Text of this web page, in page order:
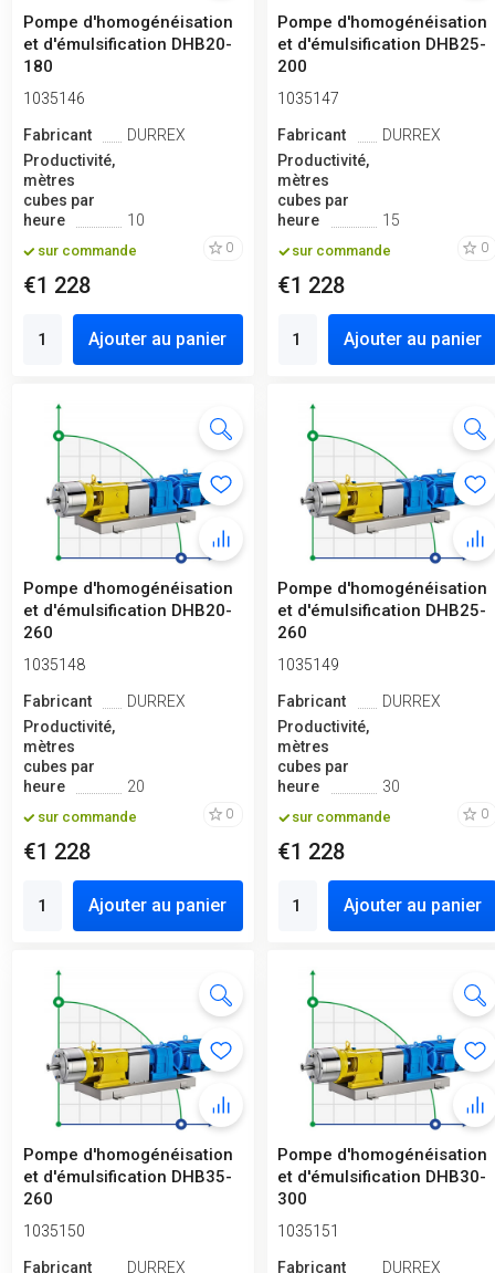
Pompe d'homogénéisation
et d'émulsification DHB20-
180
1035146
Fabricant
DURREX
Productivité,
mètres
cubes par
heure
10
sur commande 0
€1 228
Ajouter au panier
Pompe d'homogénéisation
et d'émulsification DHB25-
200
1035147
Fabricant
DURREX
Productivité,
mètres
cubes par
heure
15
sur commande 0
€1 228
Ajouter au panier
Pompe d'homogénéisation
et d'émulsification DHB20-
260
1035148
Fabricant
DURREX
Productivité,
mètres
cubes par
heure
20
sur commande 0
€1 228
Ajouter au panier
Pompe d'homogénéisation
et d'émulsification DHB25-
260
1035149
Fabricant
DURREX
Productivité,
mètres
cubes par
heure
30
sur commande 0
€1 228
Ajouter au panier
Pompe d'homogénéisation
et d'émulsification DHB35-
260
1035150
Fabricant DURREX
Pompe d'homogénéisation
et d'émulsification DHB30-
300
1035151
Fabricant DURREX